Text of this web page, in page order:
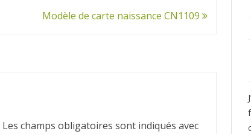
Modèle de carte naissance CN1109
Les champs obligatoires sont indiqués avec